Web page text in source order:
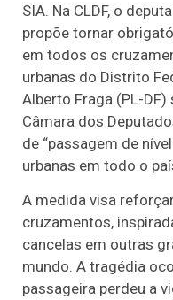
SIA. Na CLDF, o
propõe tornar
em todos os
urbanas do Distrito
Alberto Fraga (PL-
Câmara dos
de “passagem de
urbanas em todo o
A medida visa
cruzamentos,
cancelas em outras
mundo. A tragédia
passageira perdeu a